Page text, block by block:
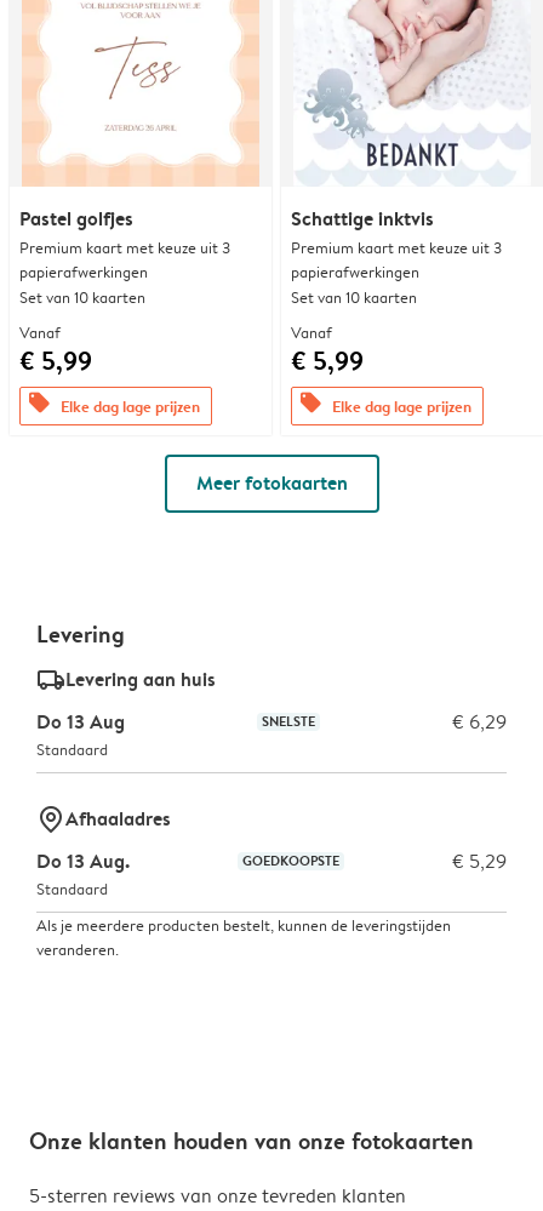
Pastel golfjes
Premium kaart met keuze uit 3
papierafwerkingen
Set van 10 kaarten
Vanaf
€ 5,99
offers Elke dag lage prijzen
Schattige inktvis
Premium kaart met keuze uit 3
papierafwerkingen
Set van 10 kaarten
Vanaf
€ 5,99
offers Elke dag lage prijzen
Meer fotokaarten
Levering
delivery_standard_v2Levering aan huis
Do 13 Aug
SNELSTE € 6,29
Standaard
marker-pinAfhaaladres
Do 13 Aug.
GOEDKOOPSTE € 5,29
Standaard
Als je meerdere producten bestelt, kunnen de leveringstijden
veranderen.
Onze klanten houden van onze fotokaarten
5-sterren reviews van onze tevreden klanten